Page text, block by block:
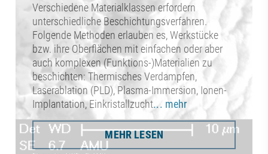
Verschiedene Materialklassen erfordern
unterschiedliche Beschichtungsverfahren.
Folgende Methoden erlauben es, Werkstücke
bzw. ihre Oberflächen mit einfachen oder aber
auch komplexen (Funktions-)Materialien zu
beschichten: Thermisches Verdampfen,
Laserablation (PLD), Plasma-Immersion, Ionen-
Implantation, Einkristallzucht... mehr
MEHR LESEN